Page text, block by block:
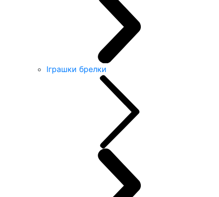
Іграшки брелки